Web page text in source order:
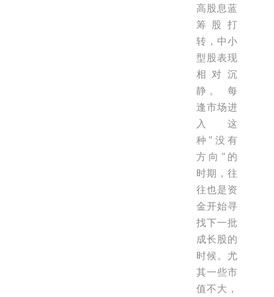
高股息蓝
筹股打
转，中小
型股表现
相对沉
静。 每
逢市场进
入这
种"没有
方向"的
时期，往
往也是资
金开始寻
找下一批
成长股的
时候。尤
其一些市
值不大，